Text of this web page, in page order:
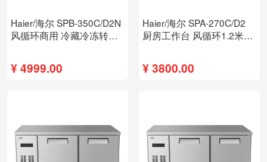
Haier/海尔 SPB-350C/D2N
风循环商用 冷藏冷冻转换
¥4999.00
Haier/海尔 SPA-270C/D2
厨房工作台 风循环1.2米冷
¥3800.00